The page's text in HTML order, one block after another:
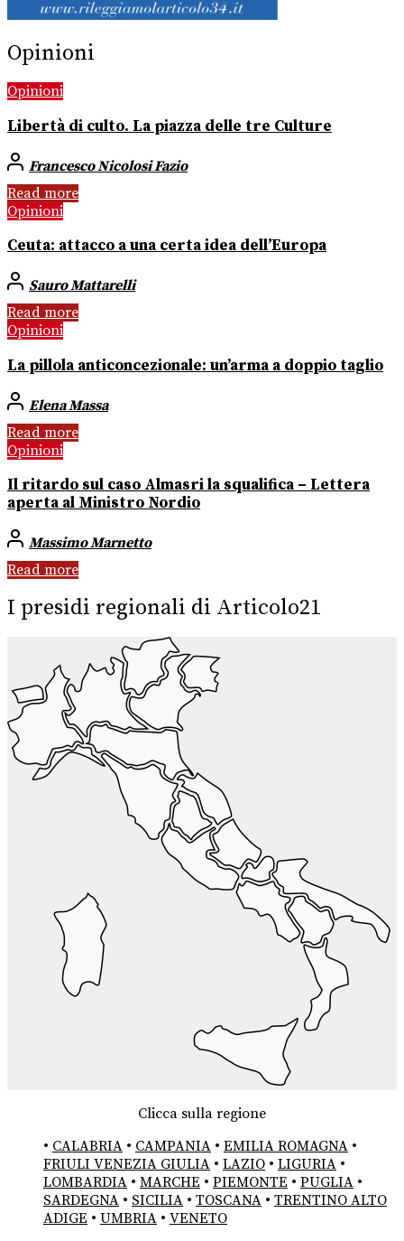
Opinioni
Opinioni
Libertà di culto. La piazza delle tre Culture
Francesco Nicolosi Fazio
Read more
Opinioni
Ceuta: attacco a una certa idea dell’Europa
Sauro Mattarelli
Read more
Opinioni
La pillola anticoncezionale: un’arma a doppio taglio
Elena Massa
Read more
Opinioni
Il ritardo sul caso Almasri la squalifica – Lettera
aperta al Ministro Nordio
Massimo Marnetto
Read more
I presidi regionali di Articolo21
Clicca sulla regione
• CALABRIA • CAMPANIA • EMILIA ROMAGNA •
FRIULI VENEZIA GIULIA • LAZIO • LIGURIA •
LOMBARDIA • MARCHE • PIEMONTE • PUGLIA •
SARDEGNA • SICILIA • TOSCANA • TRENTINO ALTO
ADIGE • UMBRIA • VENETO